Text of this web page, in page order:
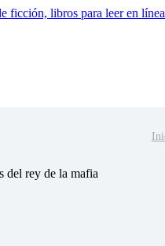
Fantasía Urbano LGBTQ+